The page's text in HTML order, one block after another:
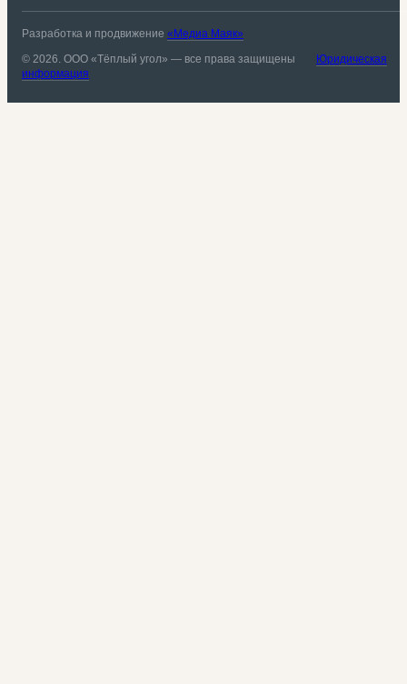
© 2026. ООО «Тёплый угол» — все права защищены
Юридическая
информация
Разработка и продвижение «Медиа Маяк»